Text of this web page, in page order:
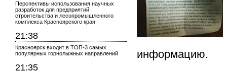
Перспективы использования научных
разработок для предприятий
строительства и лесопромышленного
комплекса Красноярского края
21:38
Красноярск входит в ТОП-3 самых
популярных горнолыжных направлений
21:35
информацию.